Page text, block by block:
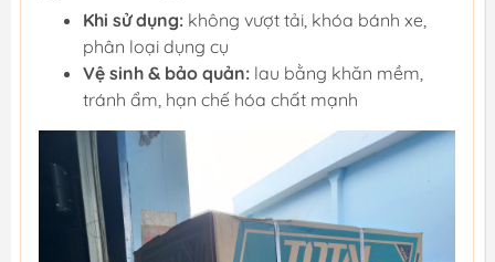
Khi sử dụng: không vượt tải, khóa bánh xe,
phân loại dụng cụ
Vệ sinh & bảo quản: lau bằng khăn mềm,
tránh ẩm, hạn chế hóa chất mạnh